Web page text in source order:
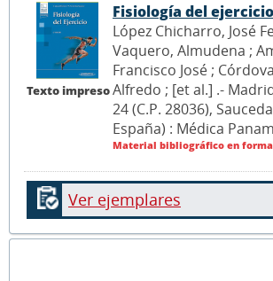
Texto impreso
Fisiología del ejercicio
López Chicharro, José
Vaquero, Almudena ;
Francisco José ;
Alfredo ; [et al.] .-
24 (C.P. 28036),
España) : Médica
Material bibliográfico en
Ver ejemplares